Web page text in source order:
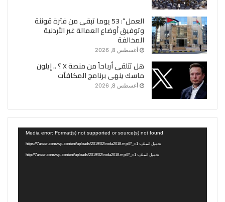
العمل”: 53 يوما تبقى من فترة قوننة
وتوفيق أوضاع العمالة غير الأردنية
المخالفة
أغسطس 8, 2026
هل تتلقى أرباحاً من منصة X ؟ .. إيلون
ماسك ينهى برنامج المكافآت
أغسطس 8, 2026
Media error: Format(s) not supported or source(s) not found
تحميل الملف: https://7areer.com/wp-content/uploads/2019/02/voda2018.mp4?_=1
تحميل الملف: http://7areer.com/wp-content/uploads/2019/02/voda2018.mp4?_=1